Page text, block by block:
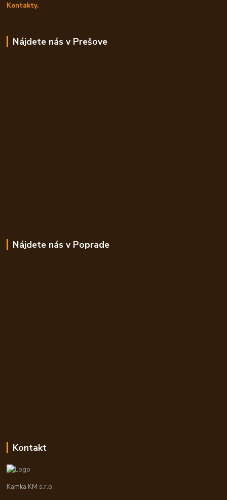
Kontakty.
Nájdete nás v Prešove
Nájdete nás v Poprade
Kontakt
Kamka KM s.r.o.